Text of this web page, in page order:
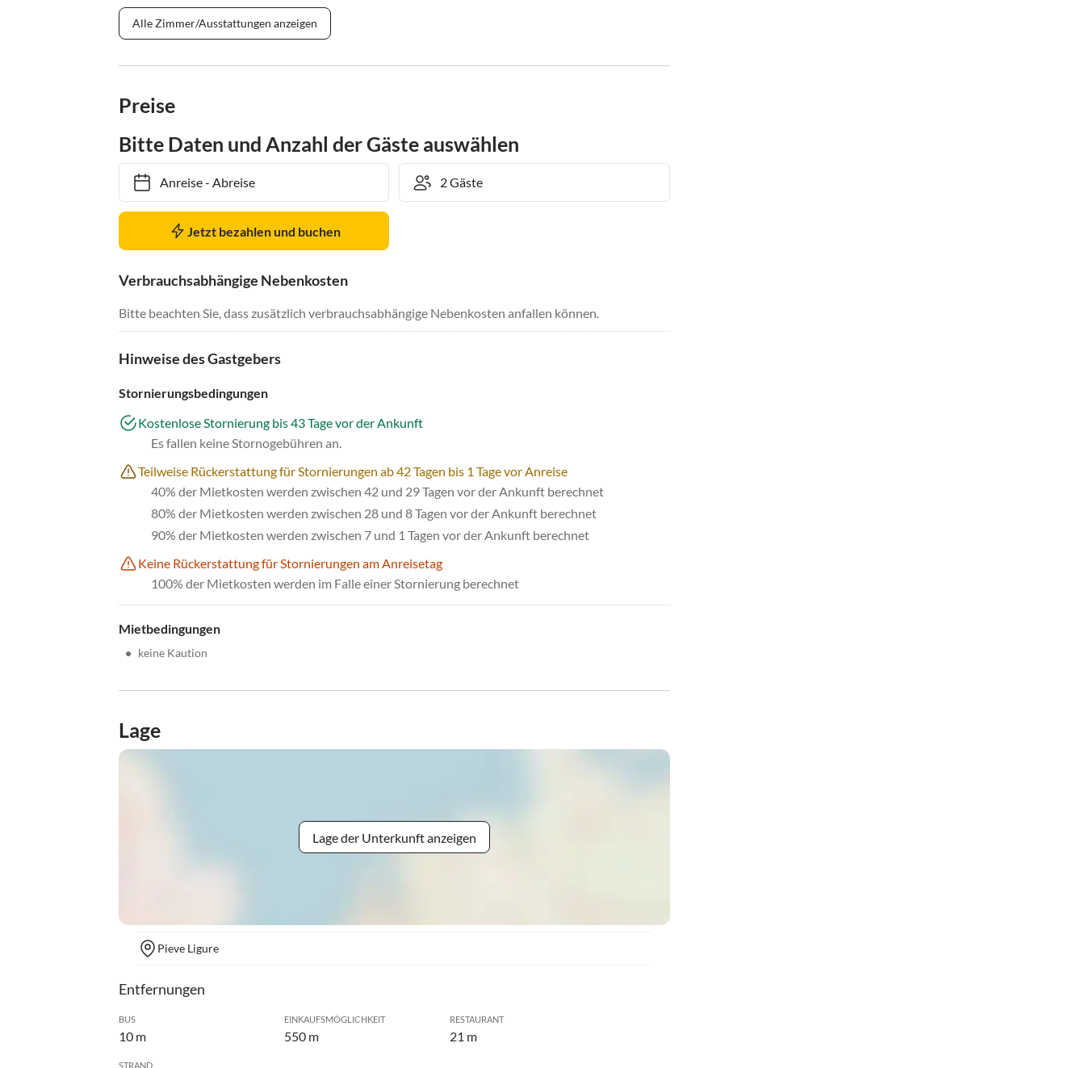
Alle Zimmer/Ausstattungen anzeigen
Preise
Bitte Daten und Anzahl der Gäste auswählen
Anreise- Abreise
Jetzt bezahlen und buchen
Verbrauchsabhängige Nebenkosten
Bitte beachten Sie, dass zusätzlich verbrauchsabhängige Nebenkosten anfallen können.
Hinweise des Gastgebers
Stornierungsbedingungen
Kostenlose Stornierung bis 43 Tage vor der Ankunft
Es fallen keine Stornogebühren an.
Teilweise Rückerstattung für Stornierungen ab 42 Tagen bis 1 Tage vor Anreise
40% der Mietkosten werden zwischen 42 und 29 Tagen vor der Ankunft berechnet
80% der Mietkosten werden zwischen 28 und 8 Tagen vor der Ankunft berechnet
90% der Mietkosten werden zwischen 7 und 1 Tagen vor der Ankunft berechnet
Keine Rückerstattung für Stornierungen am Anreisetag
100% der Mietkosten werden im Falle einer Stornierung berechnet
Mietbedingungen
• keine Kaution
Lage
Lage der Unterkunft anzeigen
Pieve Ligure
Entfernungen
BUS
10 m
EINKAUFSMÖGLICHKEIT
550 m
RESTAURANT
21 m
STRAND